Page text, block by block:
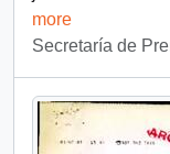
more
Secretaría de